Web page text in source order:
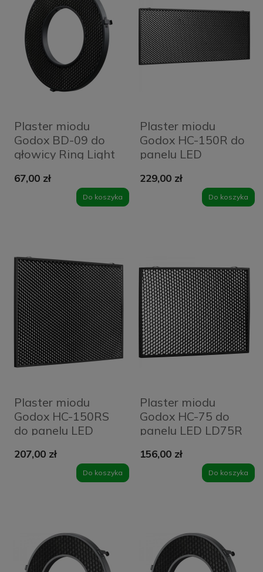
Plaster miodu
Godox BD-09 do
głowicy Ring Light
67,00 zł
Do koszyka
Plaster miodu
Godox HC-150R do
panelu LED
229,00 zł
Do koszyka
Plaster miodu
Godox HC-150RS
do panelu LED
207,00 zł
Do koszyka
Plaster miodu
Godox HC-75 do
panelu LED LD75R
156,00 zł
Do koszyka